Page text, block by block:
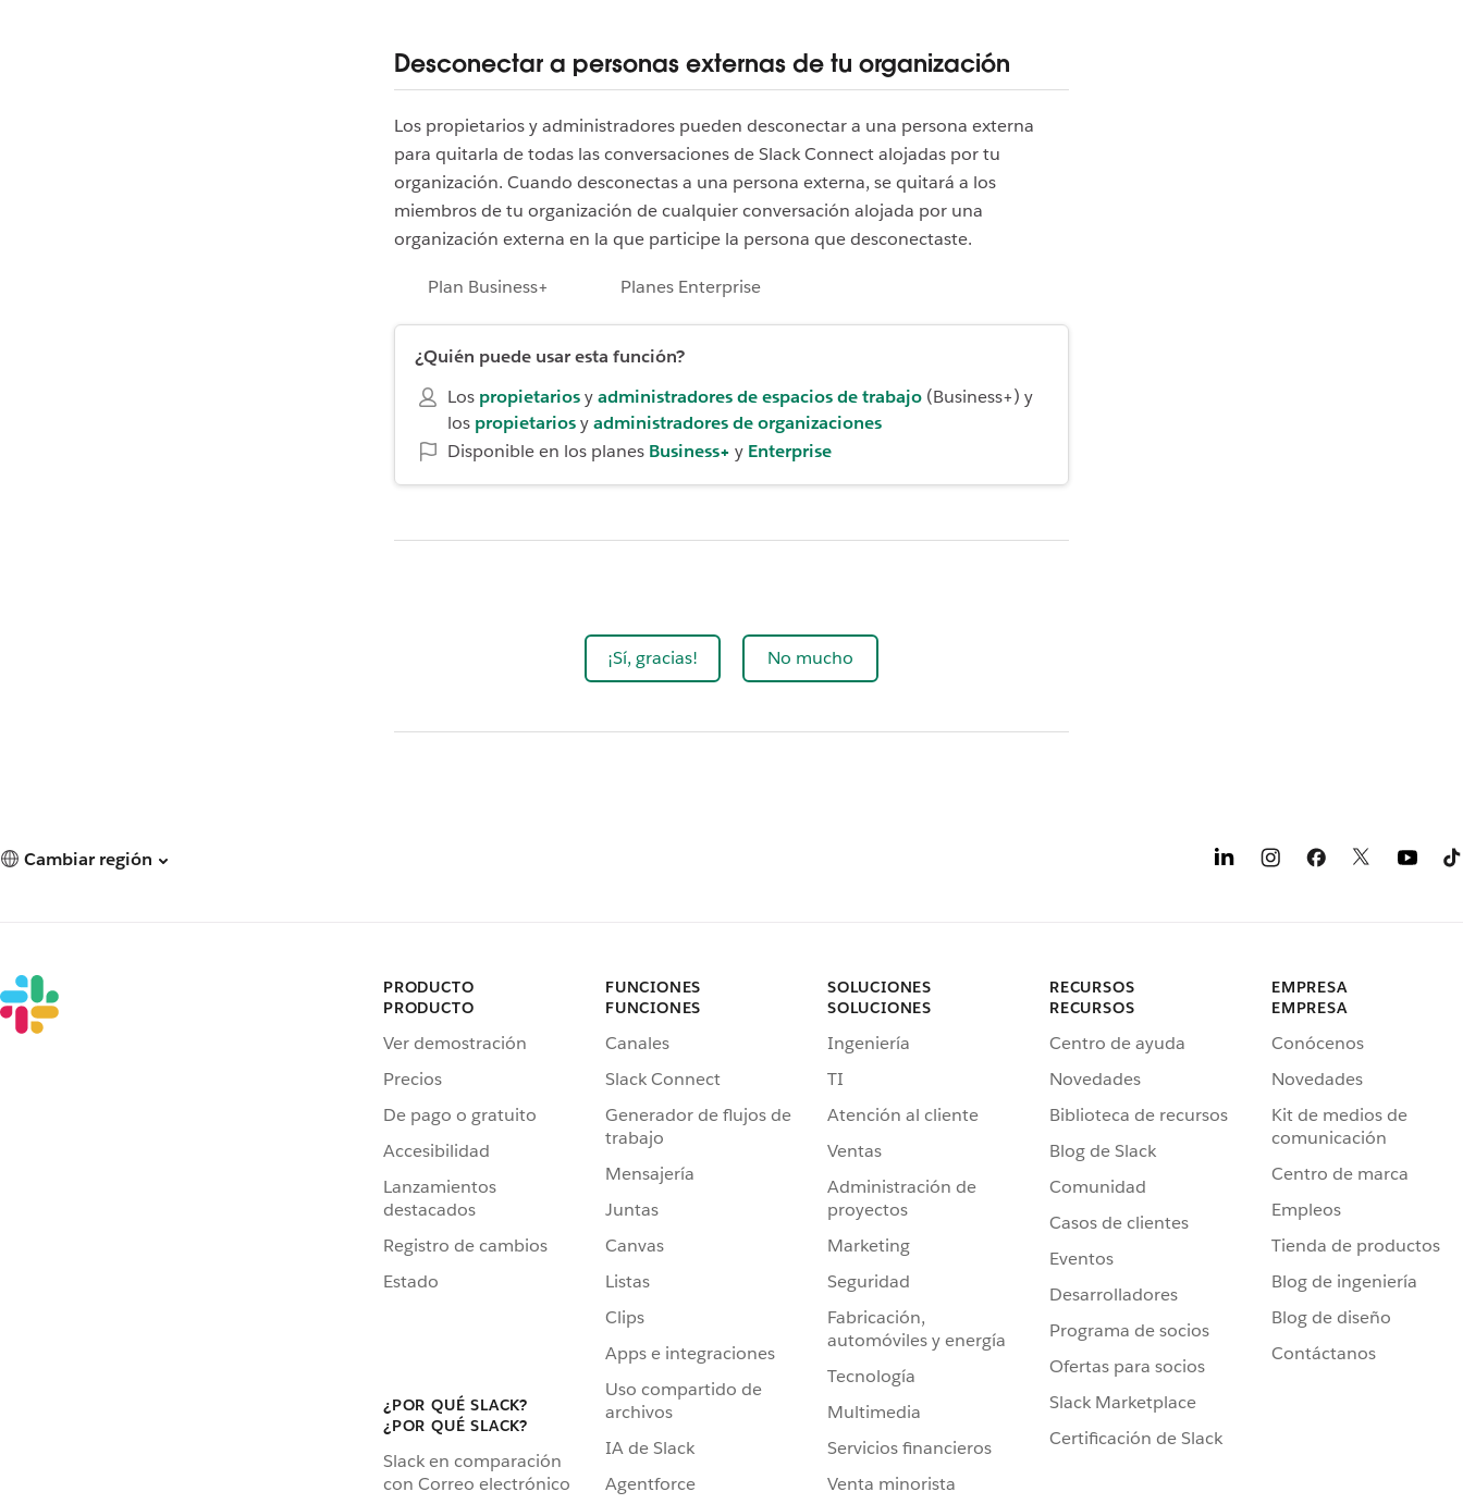
Desconectar a personas externas de tu organización
Los propietarios y administradores pueden desconectar a una persona externa
para quitarla de todas las conversaciones de Slack Connect alojadas por tu
organización. Cuando desconectas a una persona externa, se quitará a los
miembros de tu organización de cualquier conversación alojada por una
organización externa en la que participe la persona que desconectaste.
Plan Business+ Planes Enterprise
¿Quién puede usar esta función?
Los propietariosyadministradores de espacios de trabajo (Business+) y
los propietariosyadministradores de organizaciones
Disponible en los planes Business+ y Enterprise
¡Sí, gracias! No mucho
Cambiar región
PRODUCTO
PRODUCTO
Ver demostración
Precios
De pago o gratuito
Accesibilidad
Lanzamientos
destacados
Registro de cambios
Estado
¿POR QUÉ SLACK?
¿POR QUÉ SLACK?
Slack en comparación
con Correo electrónico
FUNCIONES
FUNCIONES
Canales
Slack Connect
Generador de flujos de
trabajo
Mensajería
Juntas
Canvas
Listas
Clips
Apps e integraciones
Uso compartido de
archivos
IA de Slack
Agentforce
SOLUCIONES
SOLUCIONES
Ingeniería
TI
Atención al cliente
Ventas
Administración de
proyectos
Marketing
Seguridad
Fabricación,
automóviles y energía
Tecnología
Multimedia
Servicios financieros
Venta minorista
RECURSOS
RECURSOS
Centro de ayuda
Novedades
Biblioteca de recursos
Blog de Slack
Comunidad
Casos de clientes
Eventos
Desarrolladores
Programa de socios
Ofertas para socios
Slack Marketplace
Certificación de Slack
EMPRESA
EMPRESA
Conócenos
Novedades
Kit de medios de
comunicación
Centro de marca
Empleos
Tienda de productos
Blog de ingeniería
Blog de diseño
Contáctanos